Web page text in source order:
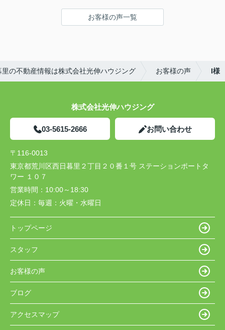
お客様の声一覧
の不動産情報は株式会社光伸ハウジング お客様の声 I様
株式会社光伸ハウジング
03-5615-2666 お問い合わせ
〒116-0013
東京都荒川区西日暮里２丁目２０番１号 ステーションポートタ
ワー １０７
営業時間： 10:00～18:30
定休日： 毎週：火曜・水曜日
トップページ
スタッフ
お客様の声
ブログ
アクセスマップ